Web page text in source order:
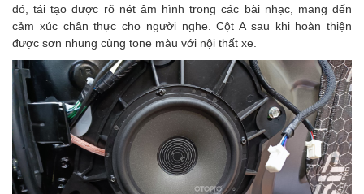
đó, tái tạo được rõ nét âm hình trong các bài nhạc, mang đến
cảm xúc chân thực cho người nghe. Cột A sau khi hoàn thiện
được sơn nhung cùng tone màu với nội thất xe.